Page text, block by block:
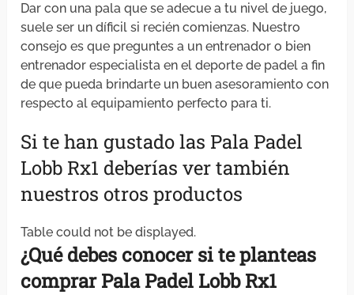
Dar con una pala que se adecue a tu nivel de juego,
suele ser un díficil si recién comienzas. Nuestro
consejo es que preguntes a un entrenador o bien
entrenador especialista en el deporte de padel a fin
de que pueda brindarte un buen asesoramiento con
respecto al equipamiento perfecto para ti.
Si te han gustado las Pala Padel
Lobb Rx1 deberías ver también
nuestros otros productos
Table could not be displayed.
¿Qué debes conocersite planteas
comprarPala Padel Lobb Rx1